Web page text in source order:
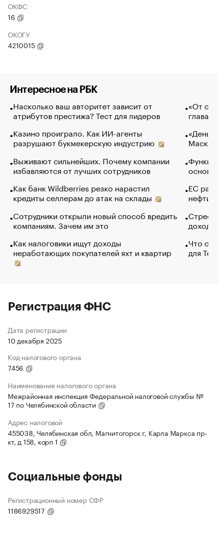
ОКФС
16
ОКОГУ
4210015
Интересное на РБК
Насколько ваш авторитет зависит от
атрибутов престижа? Тест для лидеров
Казино проиграло. Как ИИ-агенты
разрушают букмекерскую индустрию
Выживают сильнейших. Почему компании
избавляются от лучших сотрудников
Как банк Wildberries резко нарастил
кредиты селлерам до атак на склады
Сотрудники открыли новый способ вредить
компаниям. Зачем им это
Как налоговики ищут доходы
неработающих покупателей яхт и квартир
«От
глава
Маск в
основ
ЕС
нефти
Что
для
Регистрация ФНС
Дата регистрации
10 декабря 2025
Код налогового органа
7456
Наименование налогового органа
Межрайонная инспекция Федеральной налоговой службы №
17 по Челябинской области
Адрес налоговой
455038, Челябинская обл, Магнитогорск г, Карла Маркса пр-
кт, д 158, корп 1
Социальные фонды
Регистрационный номер СФР
1186929517